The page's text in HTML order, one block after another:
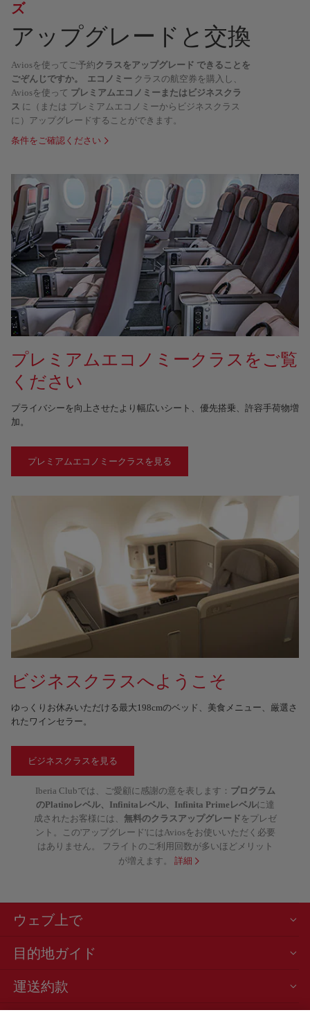
ズ
アップグレードと交換
Aviosを使ってご予約クラスをアップグレード できることを
ごぞんじですか。 エコノミー クラスの航空券を購入し、
Aviosを使って プレミアムエコノミーまたはビジネスクラ
ス に（または プレミアムエコノミーからビジネスクラス
に）アップグレードすることができます。
条件をご確認ください
プレミアムエコノミークラスをご覧
ください
プライバシーを向上させたより幅広いシート、優先搭乗、許容手荷物増
加。
プレミアムエコノミークラスを見る
ビジネスクラスへようこそ
ゆっくりお休みいただける最大198cmのベッド、美食メニュー、厳選さ
れたワインセラー。
ビジネスクラスを見る
Iberia Clubでは、ご愛顧に感謝の意を表します： プログラム
のPlatinoレベル、Infinitaレベル、Infinita Primeレベルに達
成されたお客様には、 無料のクラスアップグレード をプレゼ
ント。この'アップグレード'にはAviosをお使いいただく必要
はありません。 フライトのご利用回数が多いほどメリット
が増えます。 詳細
ウェブ上で
目的地ガイド
運送約款